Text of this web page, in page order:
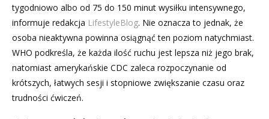
tygodniowo albo od 75 do 150 minut wysiłku intensywnego,
informuje redakcja LifestyleBlog. Nie oznacza to jednak, że
osoba nieaktywna powinna osiągnąć ten poziom natychmiast.
WHO podkreśla, że każda ilość ruchu jest lepsza niż jego brak,
natomiast amerykańskie CDC zaleca rozpoczynanie od
krótszych, łatwych sesji i stopniowe zwiększanie czasu oraz
trudności ćwiczeń.